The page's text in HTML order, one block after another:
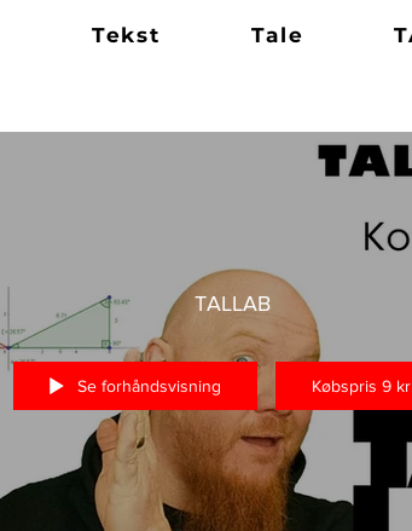
Tekst Tale
TALLAB
Se forhåndsvisning Købspris 9 kr.